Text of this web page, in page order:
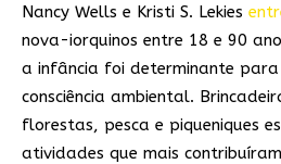
Nancy Wells e Kristi S. Lekies
nova-iorquinos entre 18 e 90
a infância foi determinante para
consciência ambiental.
florestas, pesca e piqueniques
atividades que mais